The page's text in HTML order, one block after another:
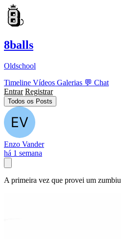
8balls
Oldschool
Timeline Vídeos Galerias 💬 Chat
Entrar Registrar
Todos os Posts
Enzo Vander
há 1 semana
A primeira vez que provei um zumbiu